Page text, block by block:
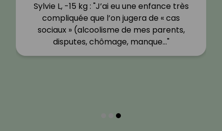
Sylvie L, -15 kg : "J’ai eu une enfance très
compliquée que l’on jugera de « cas
sociaux » (alcoolisme de mes parents,
disputes, chômage, manque…"